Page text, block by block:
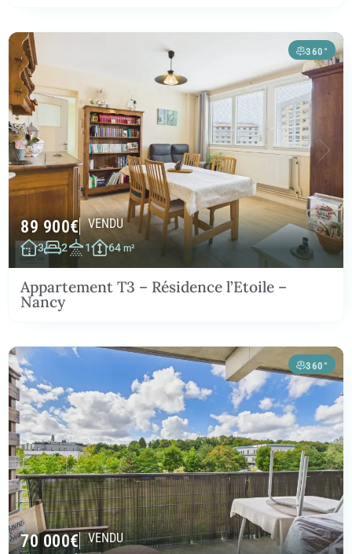
360°
89 900€ VENDU
3 2 1 64 m²
Appartement T3 – Résidence l’Etoile –
Nancy
360°
70 000€ VENDU